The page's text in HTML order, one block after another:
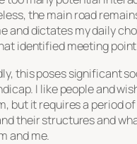
the main road
and dictates my daily
identified meeting
this poses significant
I like people and
but it requires a period
their structures and
and me.